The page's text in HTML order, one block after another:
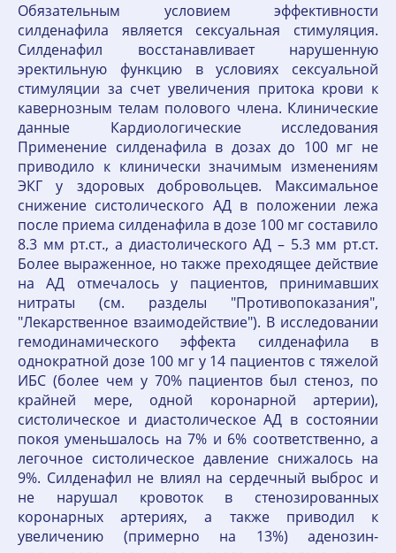
Обязательным условием эффективности
силденафила является сексуальная стимуляция.
Силденафил восстанавливает нарушенную
эректильную функцию в условиях сексуальной
стимуляции за счет увеличения притока крови к
кавернозным телам полового члена. Клинические
данные Кардиологические исследования
Применение силденафила в дозах до 100 мг не
приводило к клинически значимым изменениям
ЭКГ у здоровых добровольцев. Максимальное
снижение систолического АД в положении лежа
после приема силденафила в дозе 100 мг составило
8.3 мм рт.ст., а диастолического АД – 5.3 мм рт.ст.
Более выраженное, но также преходящее действие
на АД отмечалось у пациентов, принимавших
нитраты (см. разделы "Противопоказания",
"Лекарственное взаимодействие"). В исследовании
гемодинамического эффекта силденафила в
однократной дозе 100 мг у 14 пациентов с тяжелой
ИБС (более чем у 70% пациентов был стеноз, по
крайней мере, одной коронарной артерии),
систолическое и диастолическое АД в состоянии
покоя уменьшалось на 7% и 6% соответственно, а
легочное систолическое давление снижалось на
9%. Силденафил не влиял на сердечный выброс и
не нарушал кровоток в стенозированных
коронарных артериях, а также приводил к
увеличению (примерно на 13%) аденозин-